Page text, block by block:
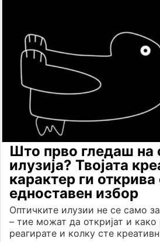
Што прво гледаш на
илузија? Твојата
карактер ги
едноставен избор
Оптичките илузии не се само
– тие можат да откријат и како
реагирате и колку сте